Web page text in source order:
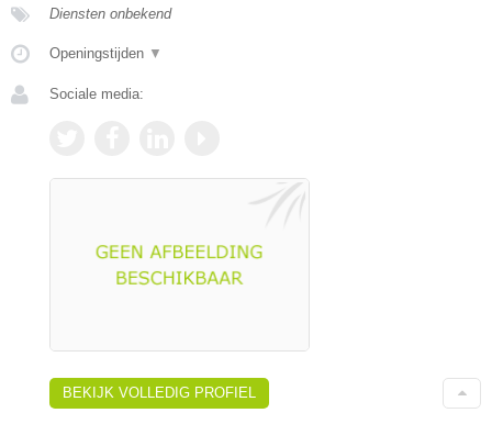
Diensten onbekend
Openingstijden ▼
Sociale media:
BEKIJK VOLLEDIG PROFIEL